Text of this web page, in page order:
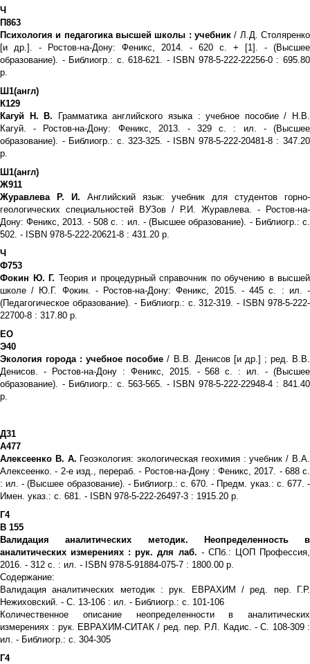
Ч
П863
Психология и педагогика высшей школы : учебник / Л.Д. Столяренко
[и др.]. - Ростов-на-Дону: Феникс, 2014. - 620 с. + [1]. - (Высшее
образование). - Библиогр.: с. 618-621. - ISBN 978-5-222-22256-0 : 695.80
р.
Ш1(англ)
К129
Кагуй Н. В. Грамматика английского языка : учебное пособие / Н.В.
Кагуй. - Ростов-на-Дону: Феникс, 2013. - 329 с. : ил. - (Высшее
образование). - Библиогр.: с. 323-325. - ISBN 978-5-222-20481-8 : 347.20
р.
Ш1(англ)
Ж911
Журавлева Р. И. Английский язык: учебник для студентов горно-
геологических специальностей ВУЗов / Р.И. Журавлева. - Ростов-на-
Дону: Феникс, 2013. - 508 с. : ил. - (Высшее образование). - Библиогр.: с.
502. - ISBN 978-5-222-20621-8 : 431.20 р.
Ч
Ф753
Фокин Ю. Г. Теория и процедурный справочник по обучению в высшей
школе / Ю.Г. Фокин. - Ростов-на-Дону: Феникс, 2015. - 445 с. : ил. -
(Педагогическое образование). - Библиогр.: с. 312-319. - ISBN 978-5-222-
22700-8 : 317.80 р.
ЕО
Э40
Экология города : учебное пособие / В.В. Денисов [и др.] ; ред. В.В.
Денисов. - Ростов-на-Дону : Феникс, 2015. - 568 с. : ил. - (Высшее
образование). - Библиогр.: с. 563-565. - ISBN 978-5-222-22948-4 : 841.40
р.
Д31
А477
Алексеенко В. А. Геоэкология: экологическая геохимия : учебник / В.А.
Алексеенко. - 2-е изд., перераб. - Ростов-на-Дону : Феникс, 2017. - 688 с.
: ил. - (Высшее образование). - Библиогр.: с. 670. - Предм. указ.: с. 677. -
Имен. указ.: с. 681. - ISBN 978-5-222-26497-3 : 1915.20 р.
Г4
В 155
Валидация аналитических методик. Неопределенность в
аналитических измерениях : рук. для лаб. - СПб.: ЦОП Профессия,
2016. - 312 с. : ил. - ISBN 978-5-91884-075-7 : 1800.00 р.
Содержание:
Валидация аналитических методик : рук. ЕВРАХИМ / ред. пер. Г.Р.
Нежиховский. - С. 13-106 : ил. - Библиогр.: с. 101-106
Количественное описание неопределенности в аналитических
измерениях : рук. ЕВРАХИМ-СИТАК / ред. пер. Р.Л. Кадис. - С. 108-309 :
ил. - Библиогр.: с. 304-305
Г4